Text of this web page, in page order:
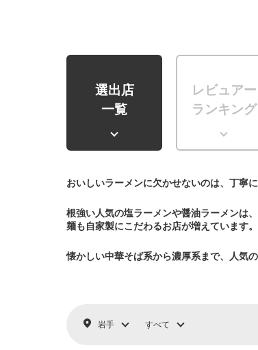
選出店
一覧
レビュアー
ランキング
おいしいラーメンに欠かせないのは、丁寧
根強い人気の塩ラーメンや醤油ラーメンは
麺も自家製にこだわるお店が増えています。
懐かしい中華そば系から濃厚系まで、人気
岩手 すべて